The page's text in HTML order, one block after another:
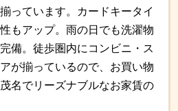
っています。カードキータイ
もアップ。雨の日でも洗濯物
備。徒歩圏内にコンビニ・ス
が揃っているので、お買い物
名でリーズナブルなお家賃の